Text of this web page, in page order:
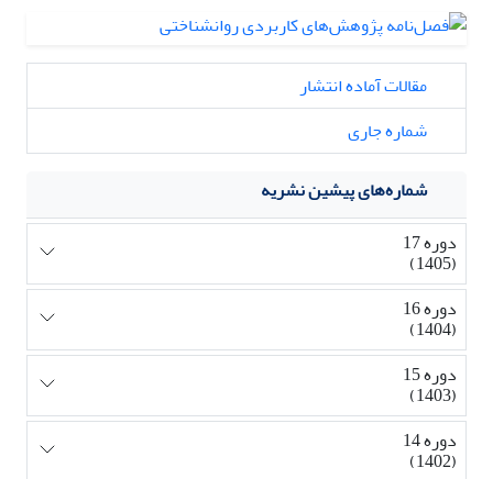
مقالات آماده انتشار
شماره جاری
شماره‌های پیشین نشریه
دوره 17
(1405)
دوره 16
(1404)
دوره 15
(1403)
دوره 14
(1402)